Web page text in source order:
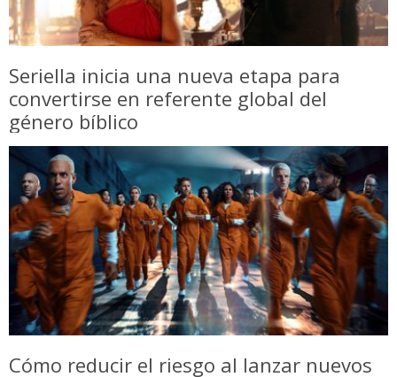
Seriella inicia una nueva etapa para
convertirse en referente global del
género bíblico
Cómo reducir el riesgo al lanzar nuevos